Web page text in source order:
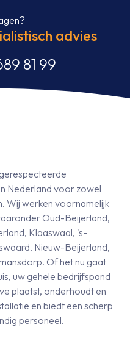
advies
81 99
Nederland voor zowel
Wij werken voornamelijk
Oud-Beijerland,
Klaaswaal, 's-
Nieuw-Beijerland,
Of het nu gaat
uw gehele bedrijfspand
plaatst, onderhoudt en
en biedt een scherp
personeel.